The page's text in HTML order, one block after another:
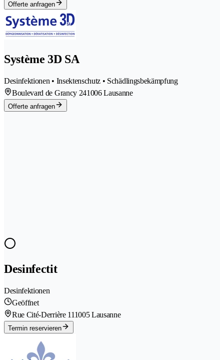
Offerte anfragen
Système 3D SA
Desinfektionen • Insektenschutz • Schädlingsbekämpfung
Boulevard de Grancy 241006 Lausanne
Offerte anfragen
Desinfectit
Desinfektionen
Geöffnet
Rue Cité-Derrière 111005 Lausanne
Termin reservieren